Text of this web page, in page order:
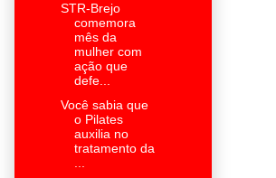
STR-Brejo
comemora
mês da
mulher com
ação que
defe...
Você sabia que
o Pilates
auxilia no
tratamento da